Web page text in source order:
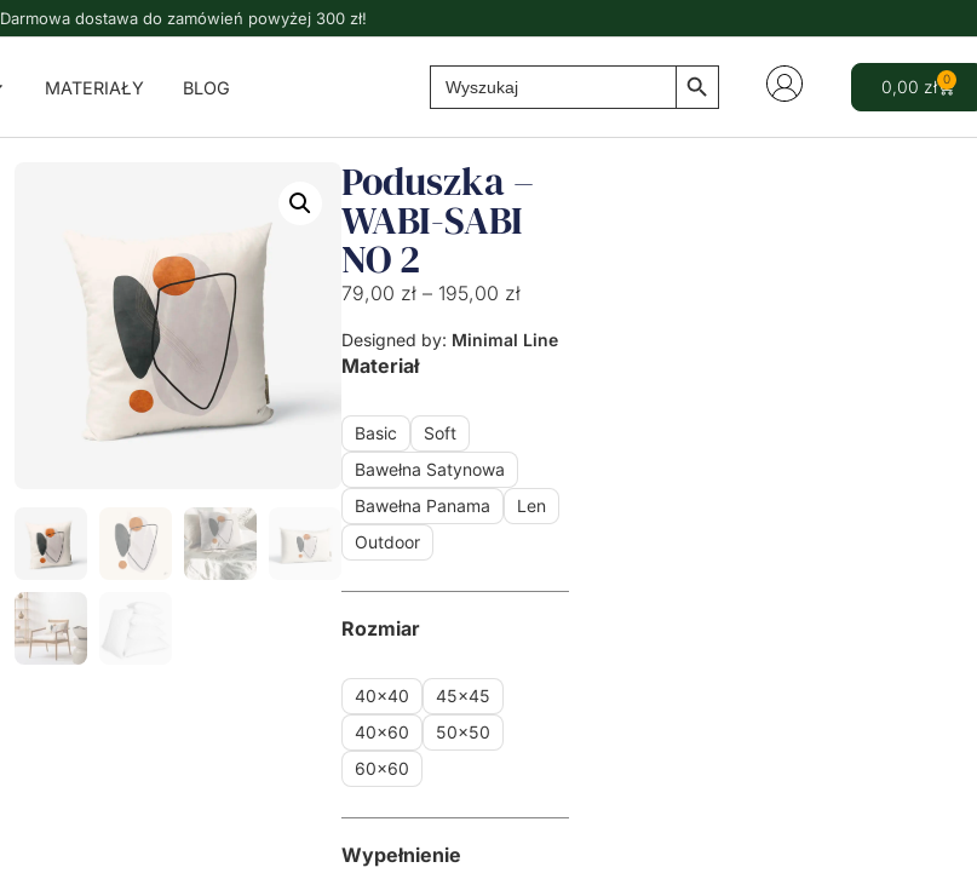
Darmowa dostawa do zamówień powyżej 300 zł!
MATERIAŁY BLOG
Search
for:
Search Button
0,00 zł 0
Poduszka –
WABI-SABI
NO 2
79,00 zł – 195,00 zł
Designed by: Minimal Line
Materiał
Basic
Soft
Bawełna Satynowa
Bawełna Panama
Len
Outdoor
Rozmiar
40x40
45x45
40x60
50x50
60x60
Wypełnienie